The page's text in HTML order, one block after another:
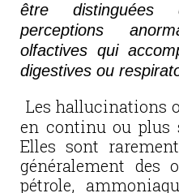
être distinguées
perceptions
olfactives qui
digestives ou
Les hallucinations
en continu ou plus
Elles sont
généralement des
pétrole,